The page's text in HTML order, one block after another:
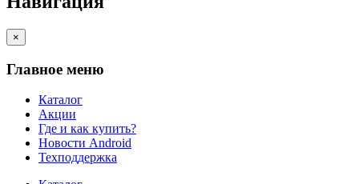
×
Главное меню
Каталог
Акции
Где и как купить?
Новости Android
Техподдержка